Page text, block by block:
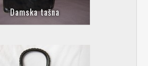
Damska tašna